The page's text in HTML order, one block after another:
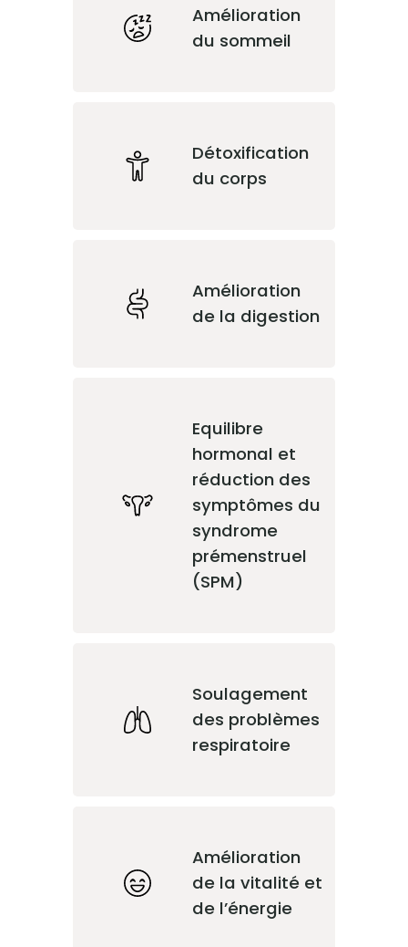
Amélioration
du sommeil
Détoxification
du corps
Amélioration
de la digestion
Equilibre
hormonal et
réduction des
symptômes du
syndrome
prémenstruel
(SPM)
Soulagement
des problèmes
respiratoire
Amélioration
de la vitalité et
de l’énergie